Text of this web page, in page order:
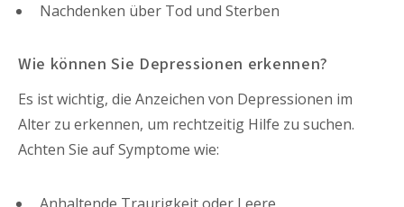
Nachdenken über Tod und Sterben
Wie können Sie Depressionen erkennen?
Es ist wichtig, die Anzeichen von Depressionen im
Alter zu erkennen, um rechtzeitig Hilfe zu suchen.
Achten Sie auf Symptome wie: